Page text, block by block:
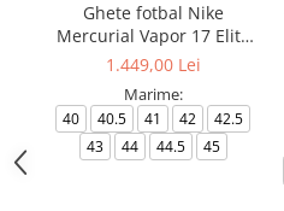
Ghete fotbal Nike
Mercurial Vapor 17 Elite
FG T Se
1.449,00 Lei
Marime:
40 40.5 41 42
42.5
43
44 44.5 45